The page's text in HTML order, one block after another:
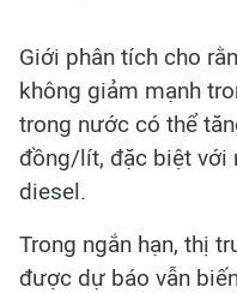
Giới phân tích cho
không giảm mạnh
trong nước có thể
đồng/lít, đặc biệt với
diesel.
Trong ngắn hạn, thị
được dự báo vẫn